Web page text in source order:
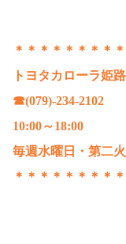
＊＊＊＊＊＊＊＊
トヨタカローラ姫
☎(079)-234-2102
10:00～18:00
毎週水曜日・第二
＊＊＊＊＊＊＊＊